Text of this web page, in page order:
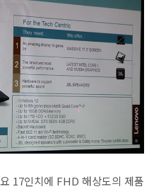
17인치에 FHD 해상도의 제품